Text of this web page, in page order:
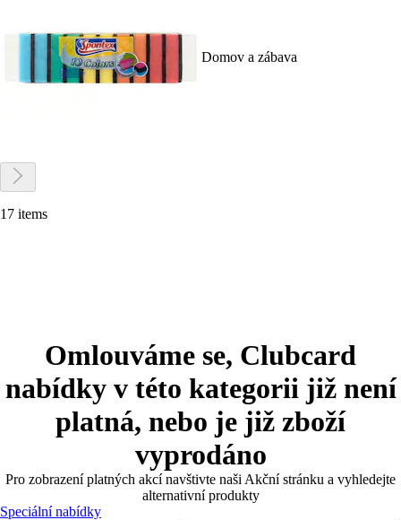
Domov a zábava
17 items
Omlouváme se, Clubcard
nabídky v této kategorii již není
platná, nebo je již zboží
vyprodáno
Pro zobrazení platných akcí navštivte naši Akční stránku a vyhledejte
alternativní produkty
Speciální nabídky